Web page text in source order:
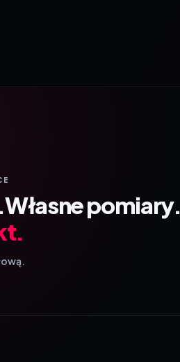
Własne pomiary.